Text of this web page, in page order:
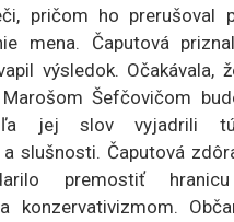
pričom ho prerušoval
mena. Čaputová
výsledok. Očakávala,
Šefčovičom
jej slov vyjadrili
slušnosti. Čaputová
premostiť
konzervativizmom.